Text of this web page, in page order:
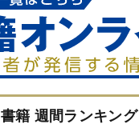
書籍 週間ランキング